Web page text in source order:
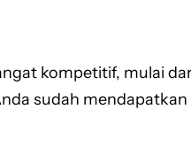
kompetitif, mulai
sudah